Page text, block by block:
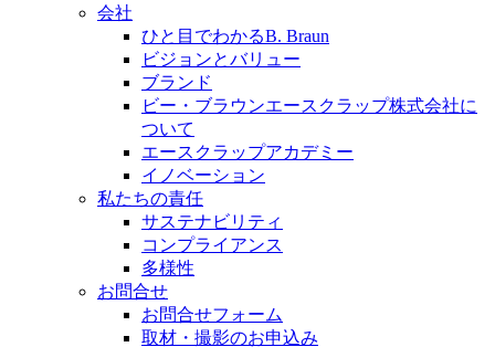
会社
ひと目でわかるB. Braun
ビジョンとバリュー
ブランド
ビー・ブラウンエースクラップ株式会社に
ついて
エースクラップアカデミー
イノベーション
私たちの責任
サステナビリティ
コンプライアンス
多様性
お問合せ
お問合せフォーム
取材・撮影のお申込み